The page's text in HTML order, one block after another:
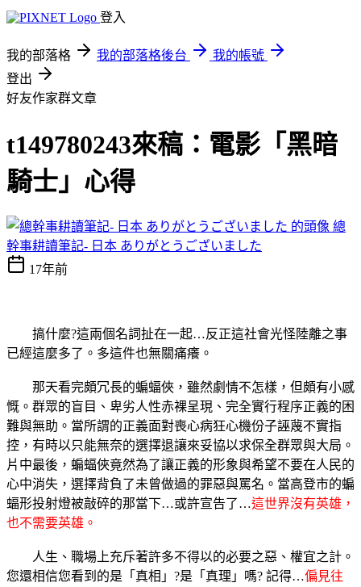
登入
我的部落格 我的部落格後台
我的帳號
登出
好友作家群文章
t149780243來稿：電影「黑暗
騎士」心得
總
幹事耕讀筆記- 日本 ありがとうございました
17年前
搞什麼?這兩個名詞扯在一起…反正這社會光怪陸離之事
已經這麼多了。多這件也無關痛癢。
那天看完頗冗長的蝙蝠俠，雖然劇情不怎樣，但頗有小感
慨。群眾的盲目、卑劣人性赤裸呈現、完全實行程序正義的困
難與無助。當所謂的正義面對喪心病狂心機份子誣蔑不實指
控，有時以只能無奈的選擇退讓來妥協以求保全群眾與大局。
片中最後，蝙蝠俠竟然為了讓正義的形象與希望不要在人民的
心中消失，選擇背負了未曾做過的罪惡與罵名。當高登市的蝙
蝠形投射燈被敲碎的那當下…或許宣告了…這世界沒有英雄，
也不需要英雄。
人生、職場上充斥著許多不得以的必要之惡、權宜之計。
您還相信您看到的是「真相」?是「真理」嗎? 記得…偏見往